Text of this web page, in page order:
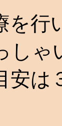
を行
しゃ
安は